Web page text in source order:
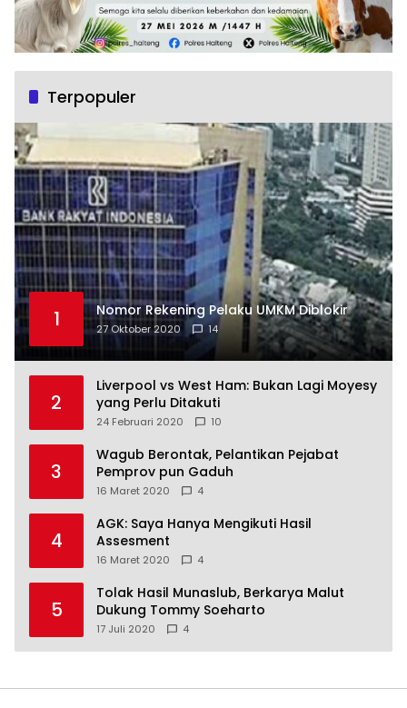
Terpopuler
1 Nomor Rekening Pelaku UMKM Diblokir
27 Oktober 2020 14
2
Liverpool vs West Ham: Bukan Lagi Moyesy
yang Perlu Ditakuti
24 Februari 2020 10
3
Wagub Berontak, Pelantikan Pejabat
Pemprov pun Gaduh
16 Maret 2020 4
4
AGK: Saya Hanya Mengikuti Hasil
Assesment
16 Maret 2020 4
5
Tolak Hasil Munaslub, Berkarya Malut
Dukung Tommy Soeharto
17 Juli 2020 4